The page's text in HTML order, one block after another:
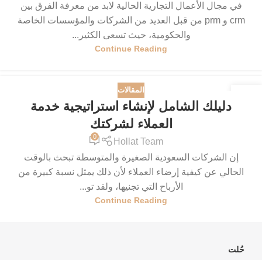
في مجال الأعمال التجارية الحالية لابد من معرفة الفرق بين
crm و prm من قبل العديد من الشركات والمؤسسات الخاصة
والحكومية، حيث تسعى الكثير...
Continue Reading
المقالات
دليلك الشامل لإنشاء استراتيجية خدمة
العملاء لشركتك
Hollat Team
0
إن الشركات السعودية الصغيرة والمتوسطة تبحث بالوقت
الحالي عن كيفية إرضاء العملاء لأن ذلك يمثل نسبة كبيرة من
الأرباح التي تجنيها، ولقد تو...
Continue Reading
حُلت